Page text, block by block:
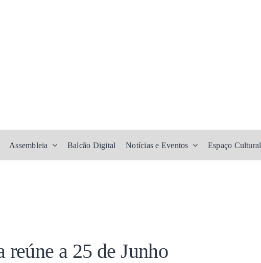
Assembleia Balcão Digital Notícias e Eventos Espaço Cultural
reúne a 25 de Junho